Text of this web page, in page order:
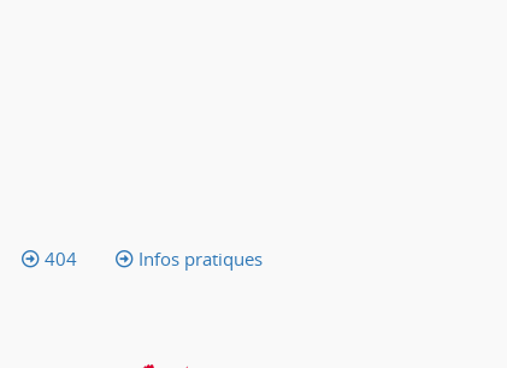
404 Infos pratiques